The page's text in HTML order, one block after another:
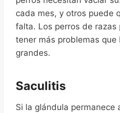
cada mes, y otros puede
falta. Los perros de razas
tener más problemas que
grandes.
Saculitis
Si la glándula permanece